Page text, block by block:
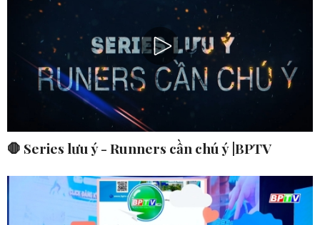
🛑 Series lưu ý - Runners cần chú ý |BPTV